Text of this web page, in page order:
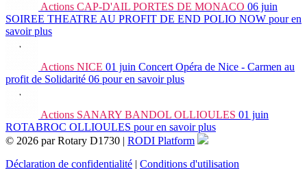
Actions CAP-D'AIL PORTES DE MONACO 06 juin
SOIREE THEATRE AU PROFIT DE END POLIO NOW pour en
savoir plus
Actions NICE 01 juin Concert Opéra de Nice - Carmen au
profit de Solidarité 06 pour en savoir plus
Actions SANARY BANDOL OLLIOULES 01 juin
ROTABROC OLLIOULES pour en savoir plus
© 2026 par Rotary D1730 | RODI Platform
Déclaration de confidentialité | Conditions d'utilisation